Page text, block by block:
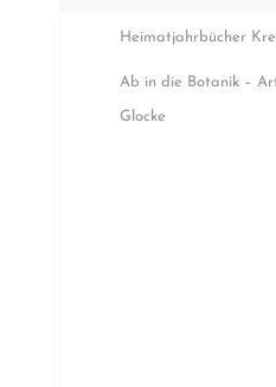
Heimatjahrbücher
Ab in die Botanik –
Glocke